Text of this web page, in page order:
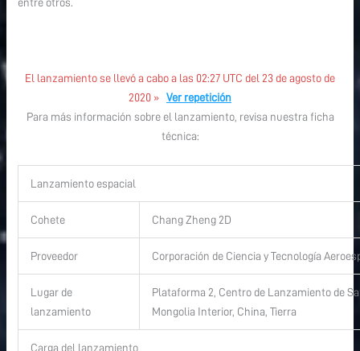
El lanzamiento se llevó a cabo a las 02:27 UTC del 23 de agosto de
2020 » Ver repetición
Para más información sobre el lanzamiento, revisa nuestra ficha
técnica:
Lanzamiento espacial
Cohete Chang Zheng 2D
Proveedor Corporación de Ciencia y Tecnología
Lugar de
lanzamiento
Plataforma 2, Centro de Lanzamiento de
Mongolia Interior, China, Tierra
Carga del lanzamiento